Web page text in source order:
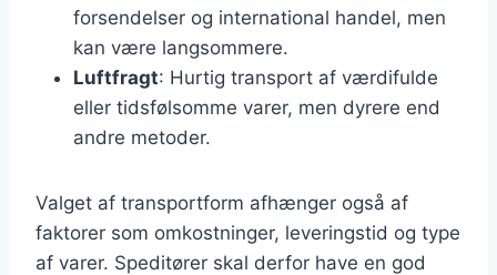
forsendelser og international handel, men
kan være langsommere.
Luftfragt: Hurtig transport af værdifulde
eller tidsfølsomme varer, men dyrere end
andre metoder.
Valget af transportform afhænger også af
faktorer som omkostninger, leveringstid og type
af varer. Speditører skal derfor have en god